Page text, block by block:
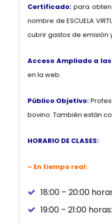
Certificado: para
nombre de ESCUELA
cubrir gastos de emisión
Acceso Ampliado a
en la web.
Público Objetivo:
bovino. También están
HORARIO DE CLASES:
– En tiempo real:
18:00 – 20:00
19:00 – 21:00